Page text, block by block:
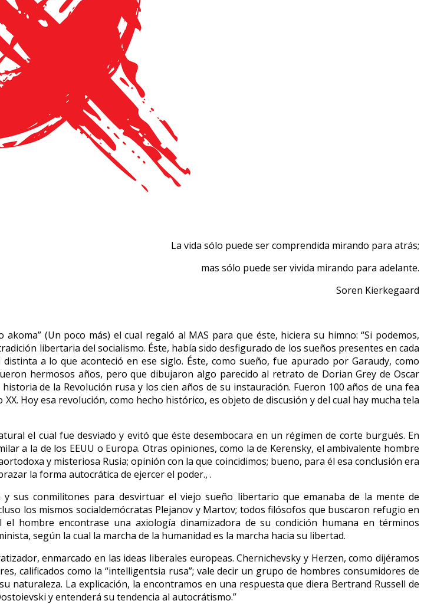
sólo puede ser comprendida mirando para atrás;
mas sólo puede ser vivida mirando para adelante.
Soren Kierkegaard
(Un poco más) el cual regaló al MAS para que éste, hiciera su himno: “Si podemos,
libertaria del socialismo. Éste, había sido desfigurado de los sueños presentes en cada
a lo que aconteció en ese siglo. Éste, como sueño, fue apurado por Garaudy, como
hermosos años, pero que dibujaron algo parecido al retrato de Dorian Grey de Oscar
de la Revolución rusa y los cien años de su instauración. Fueron 100 años de una fea
Hoy esa revolución, como hecho histórico, es objeto de discusión y del cual hay mucha tela
el cual fue desviado y evitó que éste desembocara en un régimen de corte burgués. En
a la de los EEUU o Europa. Otras opiniones, como la de Kerensky, el ambivalente hombre
y misteriosa Rusia; opinión con la que coincidimos; bueno, para él esa conclusión era
la forma autocrática de ejercer el poder., .
sus conmilitones para desvirtuar el viejo sueño libertario que emanaba de la mente de
los mismos socialdemócratas Plejanov y Martov; todos filósofos que buscaron refugio en
hombre encontrase una axiología dinamizadora de su condición humana en términos
según la cual la marcha de la humanidad es la marcha hacia su libertad.
enmarcado en las ideas liberales europeas. Chernichevsky y Herzen, como dijéramos
calificados como la “intelligentsia rusa”; vale decir un grupo de hombres consumidores de
naturaleza. La explicación, la encontramos en una respuesta que diera Bertrand Russell de
y entenderá su tendencia al autocrátismo.”